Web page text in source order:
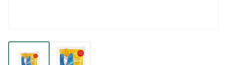
View larger imageView larger image